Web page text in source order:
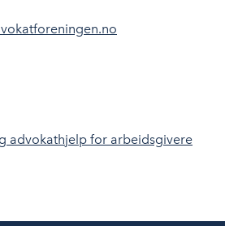
advokathjelp for arbeidsgivere